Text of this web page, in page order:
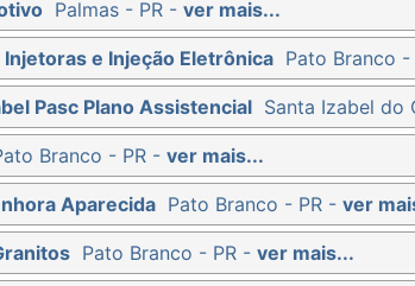
Palmas - PR - ver mais...
e Injeção Eletrônica Pato Branco -
Pasc Plano Assistencial Santa Izabel do
Branco - PR - ver mais...
Aparecida Pato Branco - PR - ver
Pato Branco - PR - ver mais...